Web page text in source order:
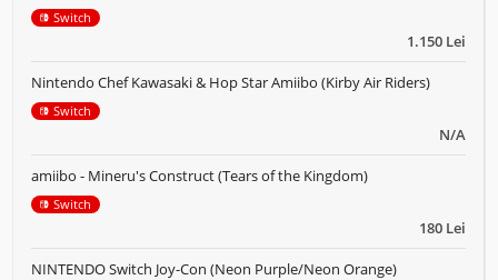
1.150 Lei
Switch
N/A
Nintendo Chef Kawasaki & Hop Star Amiibo (Kirby Air Riders)
Switch
180 Lei
amiibo - Mineru's Construct (Tears of the Kingdom)
Switch
NINTENDO Switch Joy-Con (Neon Purple/Neon Orange)